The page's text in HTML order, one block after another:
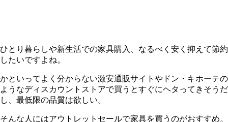
ひとり暮らしや新生活での家具購入、なるべく安く抑えて節約
したいですよね。
かといってよく分からない激安通販サイトやドン・キホーテの
ようなディスカウントストアで買うとすぐにヘタってきそうだ
し、最低限の品質は欲しい。
そんな人にはアウトレットセールで家具を買うのがおすすめ。